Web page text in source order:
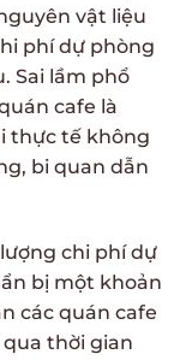
vật liệu
phí dự phòng
Sai lầm phổ
cafe là
thực tế không
bi quan dẫn
chi phí dự
bị một khoản
các quán cafe
thời gian